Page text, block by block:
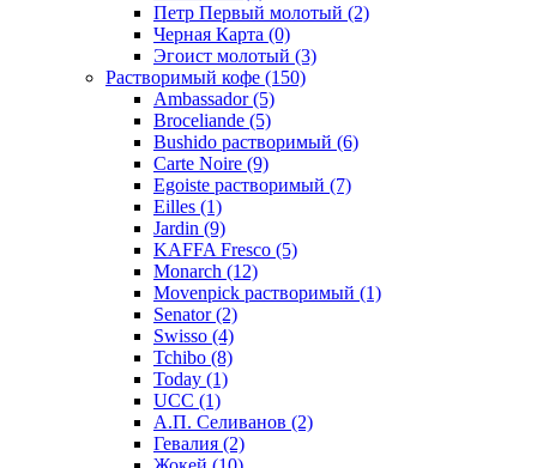
Петр Первый молотый (2)
Черная Карта (0)
Эгоист молотый (3)
Растворимый кофе (150)
Ambassador(5)
Broceliande (5)
Bushido растворимый (6)
Carte Noire (9)
Egoiste растворимый (7)
Eilles (1)
Jardin (9)
KAFFA Fresco (5)
Monarch (12)
Movenpick растворимый (1)
Senator(2)
Swisso (4)
Tchibo (8)
Today (1)
UCC (1)
А.П. Селиванов (2)
Гевалия (2)